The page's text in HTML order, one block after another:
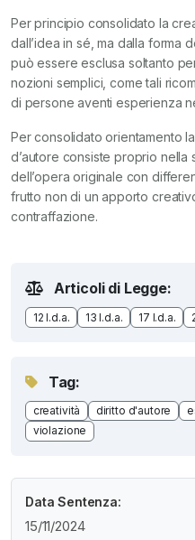
Per principio consolidato la
dall’idea in sé, ma dalla forma
può essere esclusa soltanto
nozioni semplici, come tali
di persone aventi esperienza
Per consolidato orientamento
d’autore consiste proprio nella
dell’opera originale con
frutto non di un apporto
contraffazione.
Articoli di Legge:
12 l.d.a. 13 l.d.a. 17 l.d.a.
Tag:
creatività diritto d'autore
violazione
Data Sentenza:
15/11/2024